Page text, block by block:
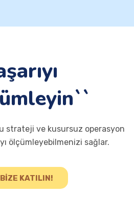
strateji ve kusursuz operasyon
ölçümleyebilmenizi sağlar.
BİZE KATILIN!